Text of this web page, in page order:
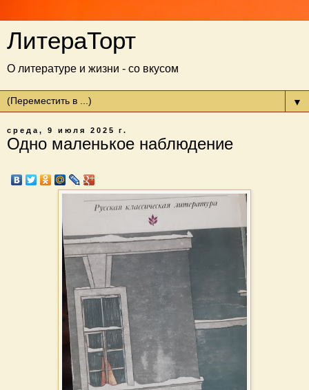
ЛитераТорт
О литературе и жизни - со вкусом
▼
среда, 9 июля 2025 г.
Одно маленькое наблюдение